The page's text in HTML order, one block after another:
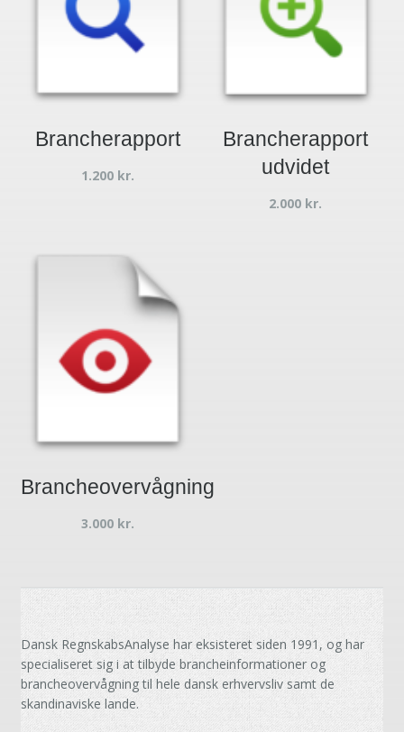
Brancherapport
1.200 kr.
Brancherapport
udvidet
2.000 kr.
Brancheovervågning
3.000 kr.
Dansk RegnskabsAnalyse har eksisteret siden 1991, og har
specialiseret sig i at tilbyde brancheinformationer og
brancheovervågning til hele dansk erhvervsliv samt de
skandinaviske lande.